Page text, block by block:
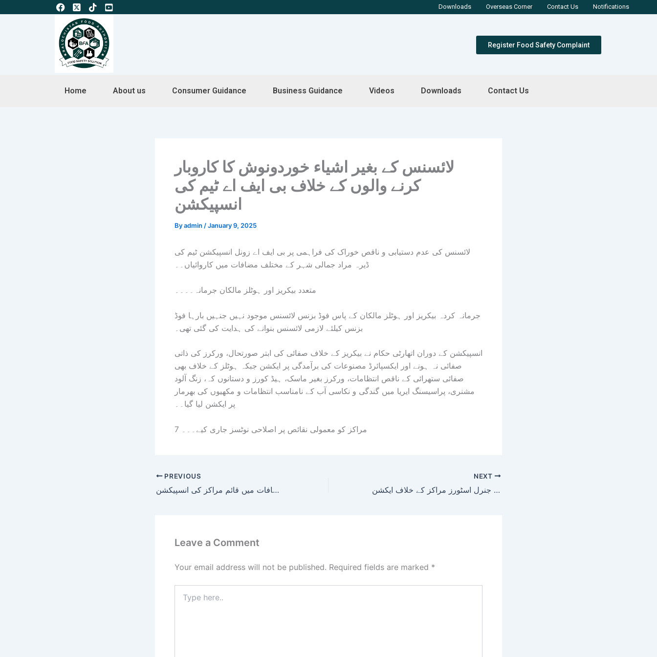
Downloads Overseas Corner Contact Us Notifications
Register Food Safety Complaint
Home About us Consumer Guidance Business Guidance Videos Downloads Contact Us
لائسنس کے بغیر اشیاء خوردونوش کا کاروبار
کرنے والوں کے خلاف بی ایف اے ٹیم کی
انسپیکشن
Byadmin /January 9, 2025
لائسنس کی عدم دستیابی و ناقص خوراک کی فراہمی پر بی ایف اے زونل انسپیکشن ٹیم کی
ڈیرہ مراد جمالی شہر کے مختلف مضافات میں کاروائیاں۔۔
متعدد بیکریز اور ہوٹلز مالکان جرمانہ۔۔۔۔
جرمانہ کردہ بیکریز اور ہوٹلز مالکان کے پاس فوڈ بزنس لائسنس موجود نہیں جنہیں بارہا فوڈ
بزنس کیلئے لازمی لائسنس بنوانے کی ہدایت کی گئی تھی۔
انسپیکشن کے دوران اتھارٹی حکام نے بیکریز کے خلاف صفائی کی ابتر صورتحال، ورکرز کی ذاتی
صفائی نہ ہونے اور ایکسپائرڈ مصنوعات کی برآمدگی پر ایکشن جبکہ ہوٹلز کے خلاف بھی
صفائی ستھرائی کے ناقص انتظامات، ورکرز بغیر ماسک، ہیڈ کورز و دستانوں کہ، زنگ آلود
مشنری، پراسیسنگ ایریا میں گندگی و نکاسی آب کے نامناسب انتظامات و مکھیوں کی بھرمار
پر ایکشن لیا گیا۔۔
7 مراکز کو معمولی نقائص پر اصلاحی نوٹسز جاری کیے۔۔۔
PREVIOUS
بی ایف اے زونل انسپیکشن ٹیم کی پنجگور شہر کے مختلف مضافات میں قائم مراکز کی انسپیکشن
NEXT
لائسنس کی عدم دستیابی اور حفظان صحت کے اصولوں کی خلاف ورزی پر بیکنگ یونٹس، جنرل اسٹورز مراکز کے خلاف ایکشن
Leave a Comment
Your email address will not be published. Required fields are marked *
here..